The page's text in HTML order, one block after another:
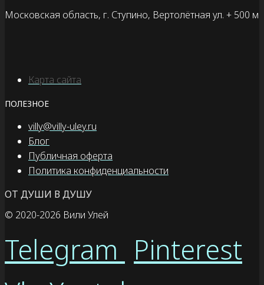
Московская область, г. Ступино, Вертолётная ул. + 500 м
Карта сайта
ПОЛЕЗНОЕ
villy@villy-uley.ru
Блог
Публичная оферта
Политика конфиденциальности
ОТ ДУШИ В ДУШУ
© 2020-2026 Вили Улей
Telegram Pinterest